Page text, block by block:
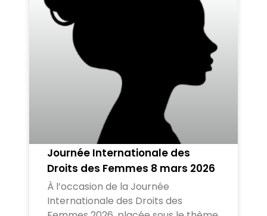
Journée Internationale des
Droits des Femmes 8 mars 2026
À l’occasion de la Journée
Internationale des Droits des